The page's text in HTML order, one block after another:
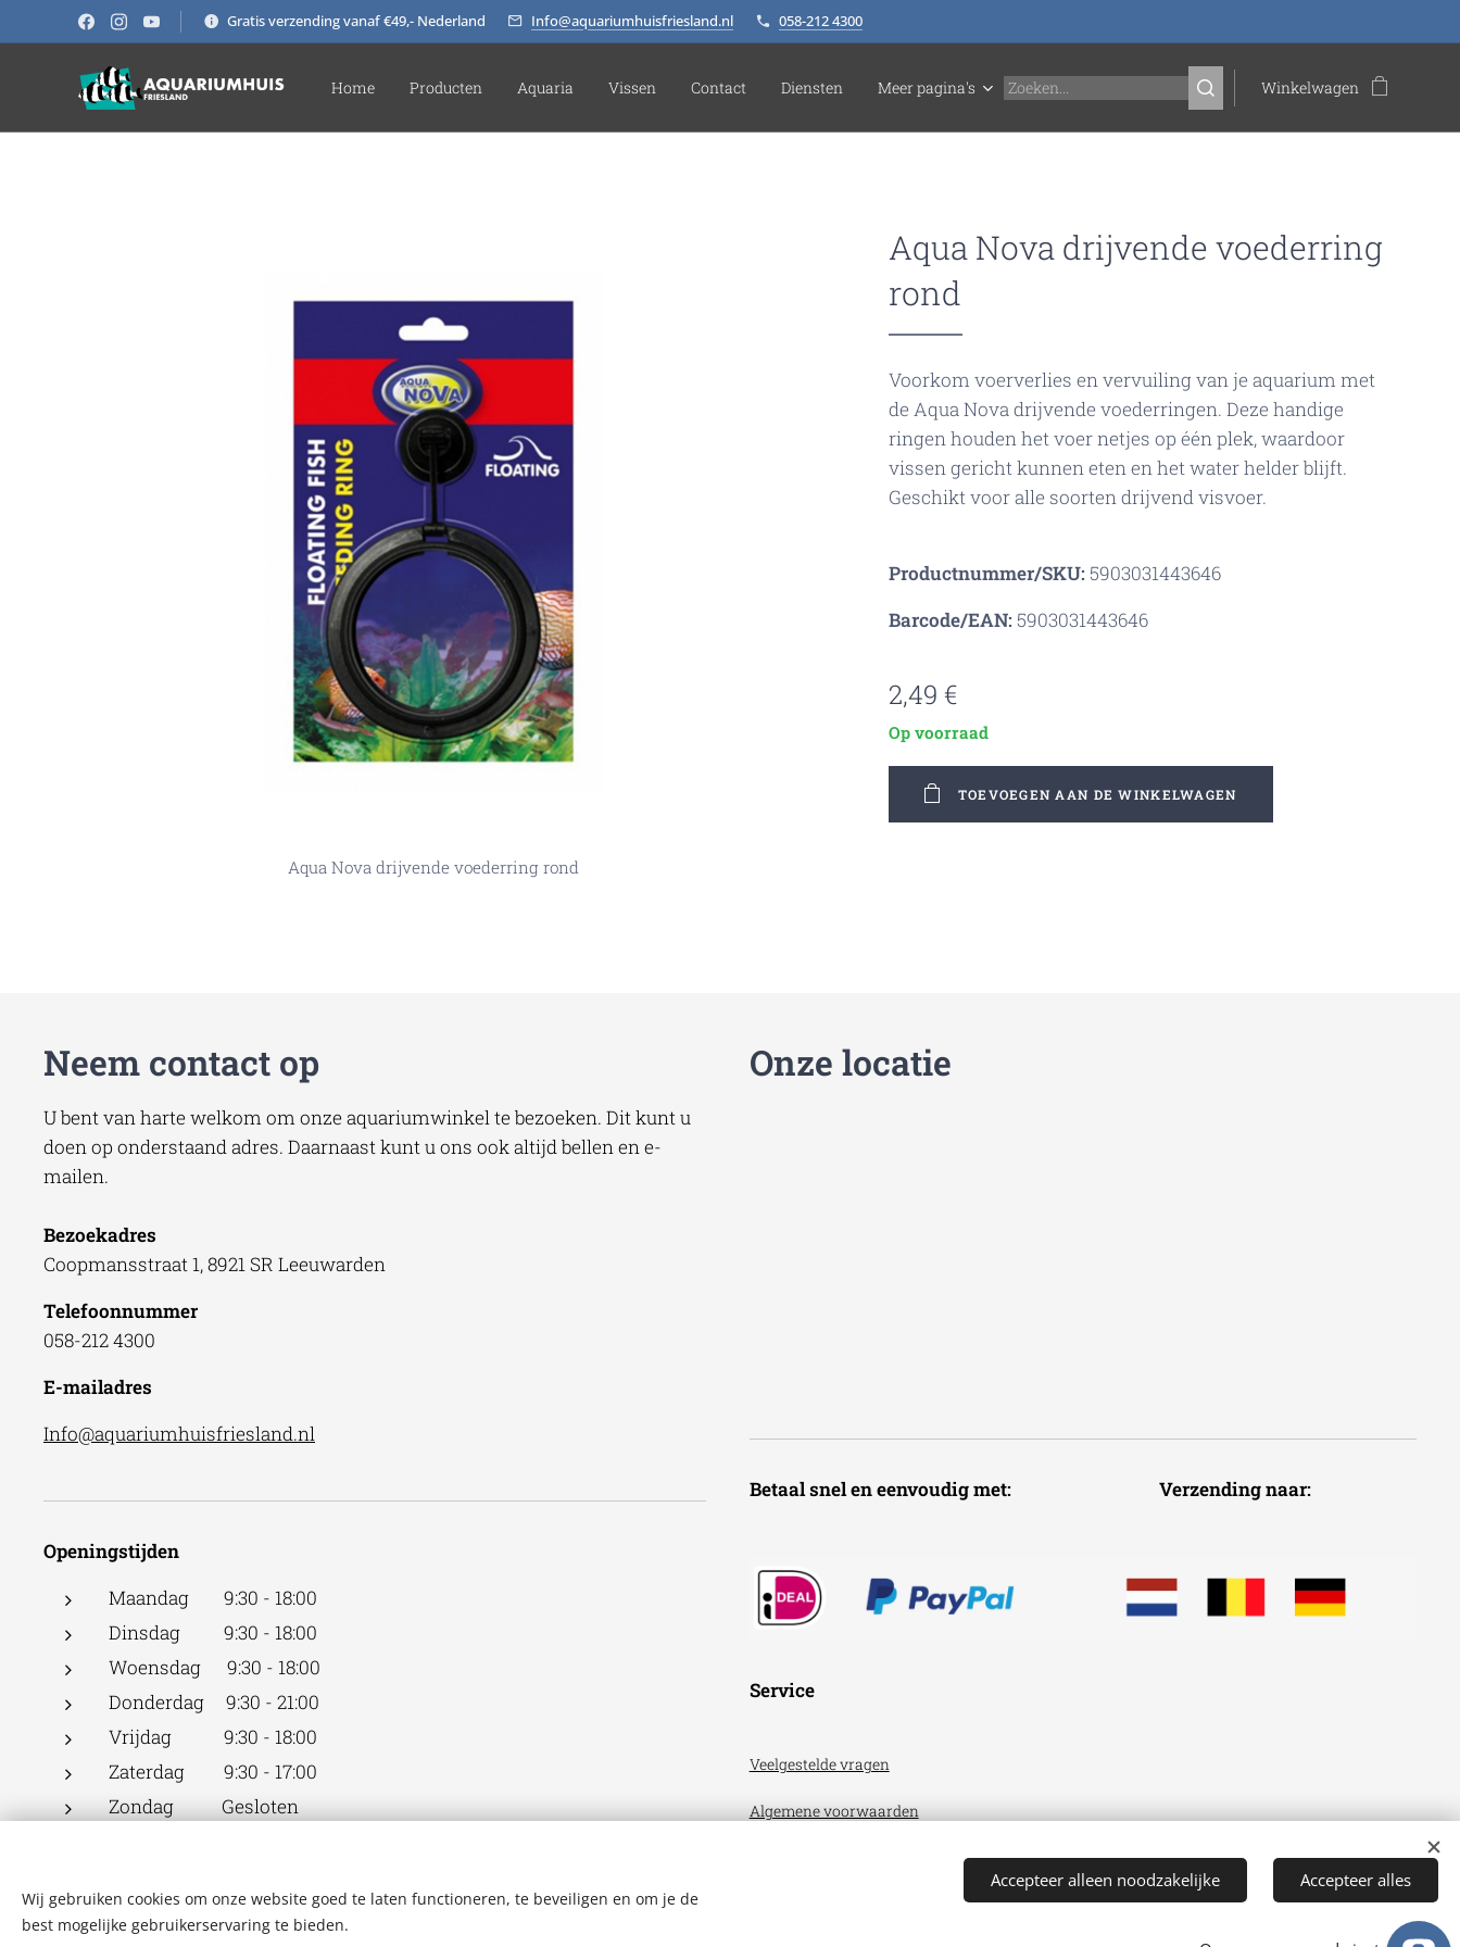
Gratis verzending vanaf €49,- Nederland Info@aquariumhuisfriesland.nl 058-212 4300
Home Producten Aquaria Vissen Contact Diensten Meer pagina's Winkelwagen
Aqua Nova drijvende voederring
rond
Aqua Nova drijvende voederring rond
Voorkom voerverlies en vervuiling van je aquarium met
de Aqua Nova drijvende voederringen. Deze handige
ringen houden het voer netjes op één plek, waardoor
vissen gericht kunnen eten en het water helder blijft.
Geschikt voor alle soorten drijvend visvoer.
Productnummer/SKU: 5903031443646
Barcode/EAN: 5903031443646
2,49 €
Op voorraad
TOEVOEGEN AAN DE WINKELWAGEN
Neem contact op
U bent van harte welkom om onze aquariumwinkel te bezoeken. Dit kunt u
doen op onderstaand adres. Daarnaast kunt u ons ook altijd bellen en e-
mailen.
Bezoekadres
Coopmansstraat 1, 8921 SR Leeuwarden
Telefoonnummer
058-212 4300
E-mailadres
Info@aquariumhuisfriesland.nl
Openingstijden
Maandag 9:30 - 18:00
Dinsdag 9:30 - 18:00
Woensdag 9:30 - 18:00
Donderdag 9:30 - 21:00
Vrijdag 9:30 - 18:00
Zaterdag 9:30 - 17:00
Zondag Gesloten
Onze locatie
Betaal snel en eenvoudig met: Verzending naar:
Service
Veelgestelde vragen
Algemene voorwaarden
Wij gebruiken cookies om onze website goed te laten functioneren, te beveiligen en om je de
best mogelijke gebruikerservaring te bieden.
Accepteer alleen noodzakelijke Accepteer alles